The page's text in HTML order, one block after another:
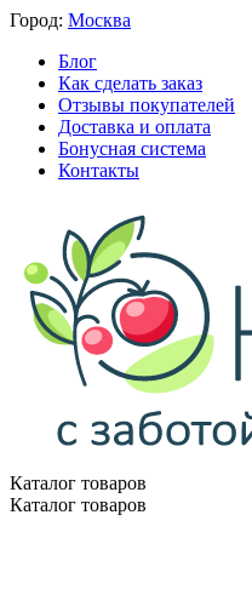
Город: Москва
Блог
Как сделать заказ
Отзывы покупателей
Доставка и оплата
Бонусная система
Контакты
Каталог товаров
Каталог товаров